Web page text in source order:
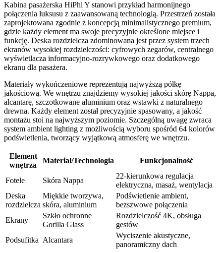
Kabina pasażerska HiPhi Y stanowi przykład harmonijnego
połączenia luksusu z zaawansowaną technologią. Przestrzeń została
zaprojektowana zgodnie z koncepcją minimalistycznego premium,
gdzie każdy element ma swoje precyzyjnie określone miejsce i
funkcję. Deska rozdzielcza zdominowana jest przez system trzech
ekranów wysokiej rozdzielczości: cyfrowych zegarów, centralnego
wyświetlacza informacyjno-rozrywkowego oraz dodatkowego
ekranu dla pasażera.
Materiały wykończeniowe reprezentują najwyższą półkę
jakościową. We wnętrzu znajdziemy wysokiej jakości skórę Nappa,
alcantarę, szczotkowane aluminium oraz wstawki z naturalnego
drewna. Każdy element został precyzyjnie spasowany, a jakość
montażu stoi na najwyższym poziomie. Szczególną uwagę zwraca
system ambient lighting z możliwością wyboru spośród 64 kolorów
podświetlenia, tworzący wyjątkową atmosferę we wnętrzu.
Element
wnętrza
Materiał/Technologia Funkcjonalność
Fotele Skóra Nappa
22-kierunkowa regulacja
elektryczna, masaż, wentylacja
Deska
rozdzielcza
Miękkie tworzywa,
skóra, aluminium
Podświetlenie ambient,
bezszwowe połączenia
Ekrany
Szkło ochronne
Gorilla Glass
Rozdzielczość 4K, obsługa
gestów
Podsufitka Alcantara
Wyciszenie akustyczne,
panoramiczny dach